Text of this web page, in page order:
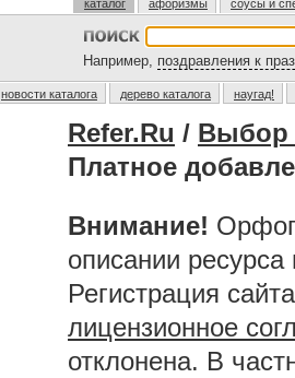
каталог афоризмы соусы и
Например, поздравления к
новости каталога дерево каталога наугад!
Refer.Ru / Выбор
Платное
Внимание!
описании
Регистрация
лицензионное
отклонена. В